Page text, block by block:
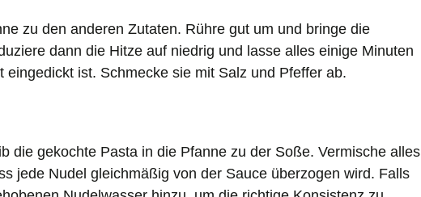
zu den anderen Zutaten. Rühre gut um und bringe die
dann die Hitze auf niedrig und lasse alles einige Minuten
eingedickt ist. Schmecke sie mit Salz und Pfeffer ab.
die gekochte Pasta in die Pfanne zu der Soße. Vermische alles
jede Nudel gleichmäßig von der Sauce überzogen wird. Falls